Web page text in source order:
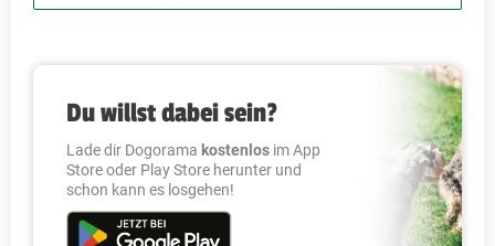
Du willst dabei sein?
Lade dir Dogorama kostenlos im App
Store oder Play Store herunter und
schon kann es losgehen!